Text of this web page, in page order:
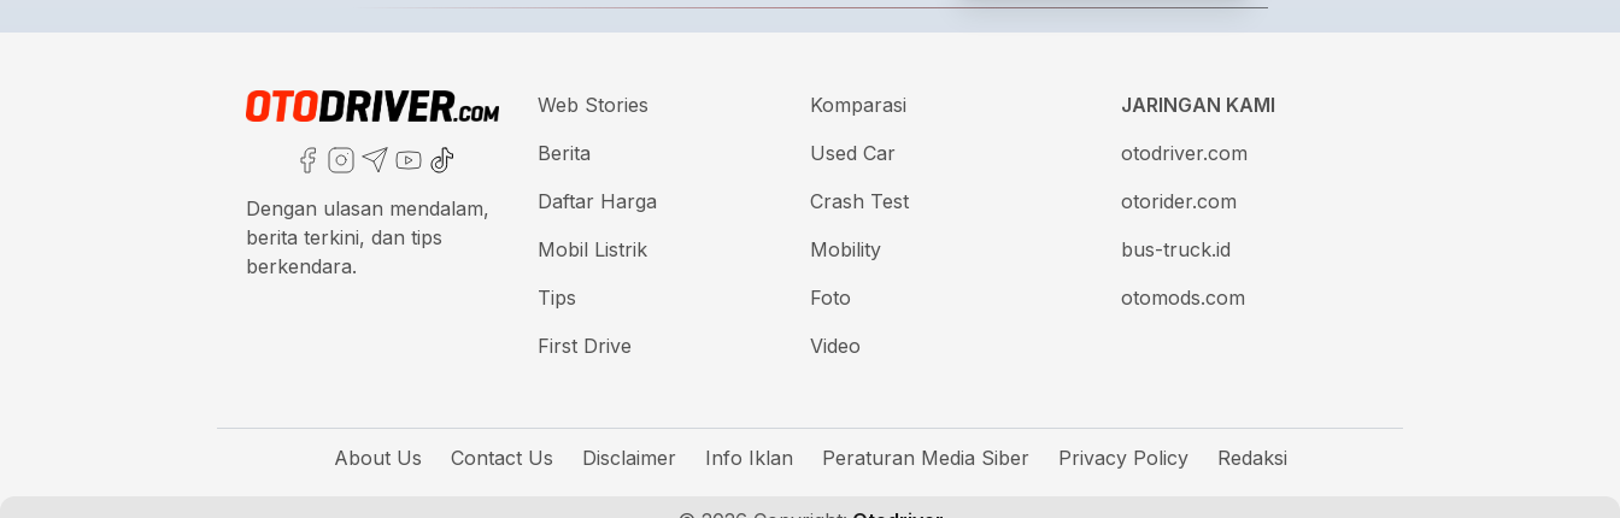
Dengan ulasan mendalam,
berita terkini, dan tips
berkendara.
Web Stories
Berita
Daftar Harga
Mobil Listrik
Tips
First Drive
Komparasi
Used Car
Crash Test
Mobility
Foto
Video
JARINGAN KAMI
otodriver.com
otorider.com
bus-truck.id
otomods.com
About Us Contact Us Disclaimer Info Iklan Peraturan Media Siber Privacy Policy Redaksi